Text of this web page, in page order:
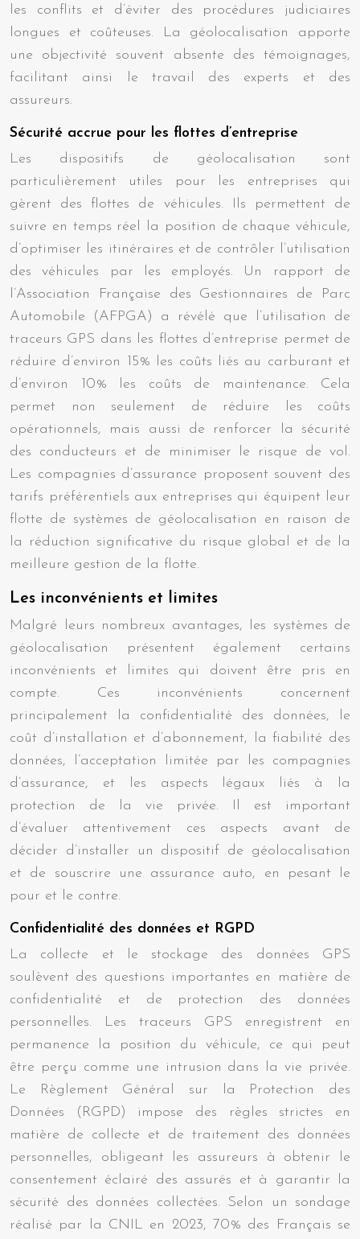
les conflits et d’éviter des procédures judiciaires
longues et coûteuses. La géolocalisation apporte
une objectivité souvent absente des témoignages,
facilitant ainsi le travail des experts et des
assureurs.
Sécurité accrue pour les flottes d’entreprise
Les dispositifs de géolocalisation sont
particulièrement utiles pour les entreprises qui
gèrent des flottes de véhicules. Ils permettent de
suivre en temps réel la position de chaque véhicule,
d’optimiser les itinéraires et de contrôler l’utilisation
des véhicules par les employés. Un rapport de
l’Association Française des Gestionnaires de Parc
Automobile (AFPGA) a révélé que l’utilisation de
traceurs GPS dans les flottes d’entreprise permet de
réduire d’environ 15% les coûts liés au carburant et
d’environ 10% les coûts de maintenance. Cela
permet non seulement de réduire les coûts
opérationnels, mais aussi de renforcer la sécurité
des conducteurs et de minimiser le risque de vol.
Les compagnies d’assurance proposent souvent des
tarifs préférentiels aux entreprises qui équipent leur
flotte de systèmes de géolocalisation en raison de
la réduction significative du risque global et de la
meilleure gestion de la flotte.
Les inconvénients et limites
Malgré leurs nombreux avantages, les systèmes de
géolocalisation présentent également certains
inconvénients et limites qui doivent être pris en
compte. Ces inconvénients concernent
principalement la confidentialité des données, le
coût d’installation et d’abonnement, la fiabilité des
données, l’acceptation limitée par les compagnies
d’assurance, et les aspects légaux liés à la
protection de la vie privée. Il est important
d’évaluer attentivement ces aspects avant de
décider d’installer un dispositif de géolocalisation
et de souscrire une assurance auto, en pesant le
pour et le contre.
Confidentialité des données et RGPD
La collecte et le stockage des données GPS
soulèvent des questions importantes en matière de
confidentialité et de protection des données
personnelles. Les traceurs GPS enregistrent en
permanence la position du véhicule, ce qui peut
être perçu comme une intrusion dans la vie privée.
Le Règlement Général sur la Protection des
Données (RGPD) impose des règles strictes en
matière de collecte et de traitement des données
personnelles, obligeant les assureurs à obtenir le
consentement éclairé des assurés et à garantir la
sécurité des données collectées. Selon un sondage
réalisé par la CNIL en 2023, 70% des Français se